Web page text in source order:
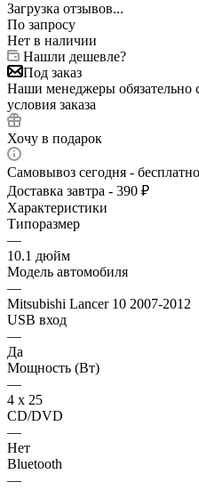
Загрузка отзывов...
По запросу
Нет в наличии
Нашли дешевле?
Под заказ
Наши менеджеры обязательно
условия заказа
Хочу в подарок
Самовывоз сегодня - бесплатно
Доставка завтра - 390 ₽
Характеристики
Типоразмер
—
10.1 дюйм
Модель автомобиля
—
Mitsubishi Lancer 10 2007-2012
USB вход
—
Да
Мощность (Вт)
—
4 х 25
CD/DVD
—
Нет
Bluetooth
—